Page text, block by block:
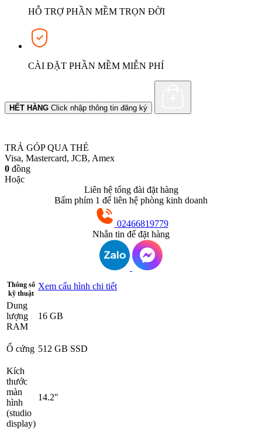
HỖ TRỢ PHẦN MỀM TRỌN ĐỜI
CÀI ĐẶT PHẦN MỀM MIỄN PHÍ
HẾT HÀNG Click nhập thông tin đăng ký
TRẢ GÓP QUA THẺ
Visa, Mastercard, JCB, Amex
0 đồng
Hoặc
Liên hệ tổng đài đặt hàng
Bấm phím 1 để liên hệ phòng kinh doanh
02466819779
Nhắn tin để đặt hàng
Thông số
kỹ thuật
Xem cấu hình chi tiết
Dung
lượng
RAM
16 GB
Ổ cứng 512 GB SSD
Kích
thước
màn
hình
(studio
display)
14.2"